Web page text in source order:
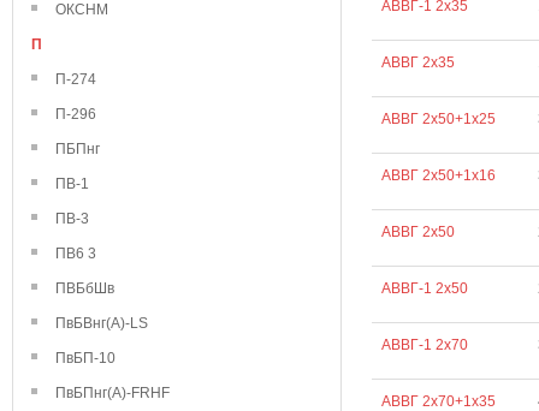
ОКСНМ
П
П-274
П-296
ПБПнг
ПВ-1
ПВ-3
ПВ6 3
ПВБбШв
ПвБВнг(А)-LS
ПвБП-10
ПвБПнг(А)-FRHF
АВВГ-1 2х35
АВВГ 2х35
АВВГ 2х50+1х25
АВВГ 2х50+1х16
АВВГ 2х50
АВВГ-1 2х50
АВВГ-1 2х70
АВВГ 2х70+1х35